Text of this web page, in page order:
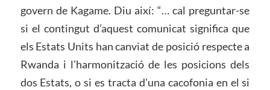
govern de Kagame. Diu així: “… cal preguntar-se
si el contingut d’aquest comunicat significa que
els Estats Units han canviat de posició respecte a
Rwanda i l’harmonització de les posicions dels
dos Estats, o si es tracta d’una cacofonia en el si